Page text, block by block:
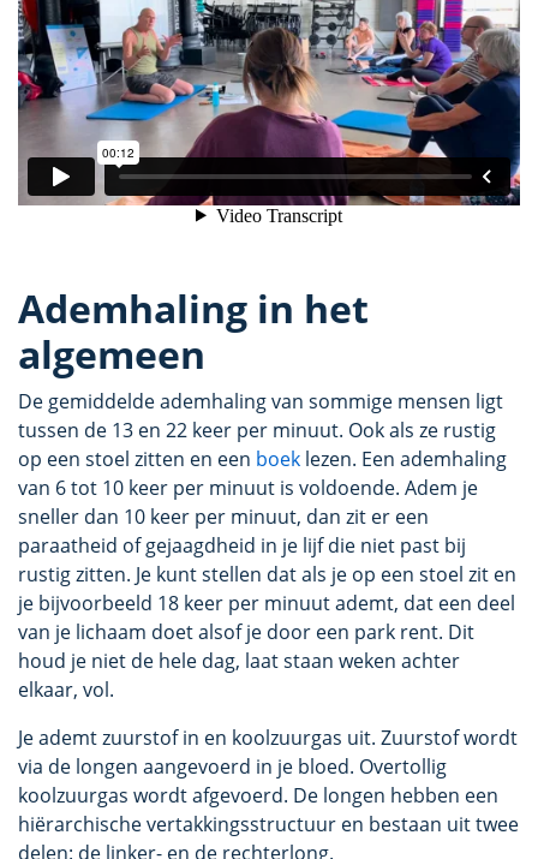
Ademhaling in het
algemeen
De gemiddelde ademhaling van sommige mensen ligt
tussen de 13 en 22 keer per minuut. Ook als ze rustig
op een stoel zitten en een boek lezen. Een ademhaling
van 6 tot 10 keer per minuut is voldoende. Adem je
sneller dan 10 keer per minuut, dan zit er een
paraatheid of gejaagdheid in je lijf die niet past bij
rustig zitten. Je kunt stellen dat als je op een stoel zit en
je bijvoorbeeld 18 keer per minuut ademt, dat een deel
van je lichaam doet alsof je door een park rent. Dit
houd je niet de hele dag, laat staan weken achter
elkaar, vol.
Je ademt zuurstof in en koolzuurgas uit. Zuurstof wordt
via de longen aangevoerd in je bloed. Overtollig
koolzuurgas wordt afgevoerd. De longen hebben een
hiërarchische vertakkingsstructuur en bestaan uit twee
delen: de linker- en de rechterlong.